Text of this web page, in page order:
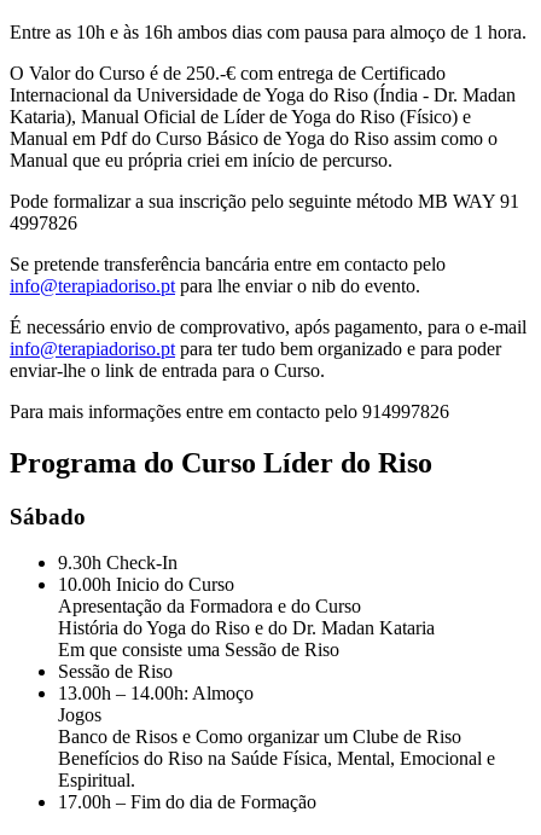
Entre as 10h e às 16h ambos dias com pausa para almoço de 1 hora.
O Valor do Curso é de 250.-€ com entrega de Certificado
Internacional da Universidade de Yoga do Riso (Índia - Dr. Madan
Kataria), Manual Oficial de Líder de Yoga do Riso (Físico) e
Manual em Pdf do Curso Básico de Yoga do Riso assim como o
Manual que eu própria criei em início de percurso.
Pode formalizar a sua inscrição pelo seguinte método MB WAY 91
4997826
Se pretende transferência bancária entre em contacto pelo
info@terapiadoriso.pt para lhe enviar o nib do evento.
É necessário envio de comprovativo, após pagamento, para o e-mail
info@terapiadoriso.pt para ter tudo bem organizado e para poder
enviar-lhe o link de entrada para o Curso.
Para mais informações entre em contacto pelo 914997826
Programa do Curso Líder do Riso
Sábado
9.30h Check-In
10.00h Inicio do Curso
Apresentação da Formadora e do Curso
História do Yoga do Riso e do Dr. Madan Kataria
Em que consiste uma Sessão de Riso
Sessão de Riso
13.00h – 14.00h: Almoço
Jogos
Banco de Risos e Como organizar um Clube de Riso
Benefícios do Riso na Saúde Física, Mental, Emocional e
Espiritual.
17.00h – Fim do dia de Formação